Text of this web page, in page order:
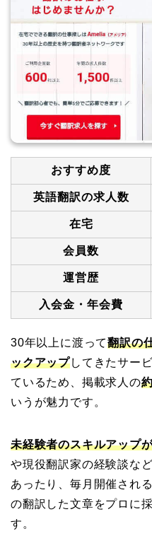
おすすめ度
英語翻訳の求人数
在宅
会員数
運営歴
入会金・年会費
30年以上に渡って翻訳の
ックアップしてきたサー
ているため、掲載求人の
いうが魅力です。
未経験者のスキルアップ
や現役翻訳家の経験談な
あったり、毎月開催され
の翻訳した文章をプロに
す。